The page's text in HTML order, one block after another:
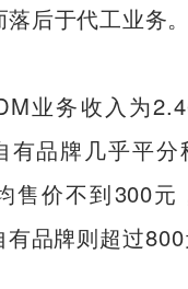
后于代工业务。
业务收入为
有品牌几乎平
售价不到300元
品牌则超过